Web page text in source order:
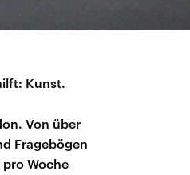
Kunst.
Von über
Fragebögen
Woche